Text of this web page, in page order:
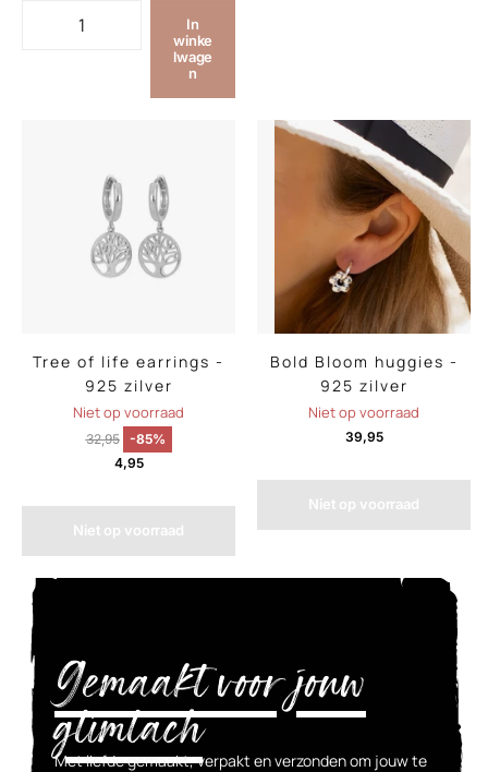
In
winke
lwage
n
Tree of life earrings -
925 zilver
Niet op voorraad
32,95
-85%
4,95
Niet op voorraad
Bold Bloom huggies -
925 zilver
Niet op voorraad
39,95
Niet op voorraad
Gemaakt voor jouw
glimlach
Met liefde gemaakt, verpakt en verzonden om jouw te